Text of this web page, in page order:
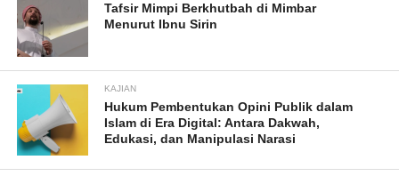
Tafsir Mimpi Berkhutbah di Mimbar
Menurut Ibnu Sirin
KAJIAN
Hukum Pembentukan Opini Publik dalam
Islam di Era Digital: Antara Dakwah,
Edukasi, dan Manipulasi Narasi